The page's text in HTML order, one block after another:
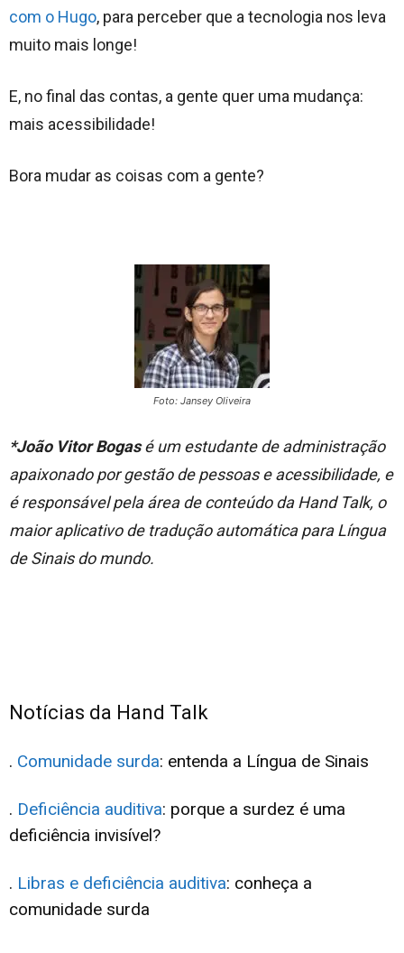
com o Hugo, para perceber que a tecnologia nos leva
muito mais longe!
E, no final das contas, a gente quer uma mudança:
mais acessibilidade!
Bora mudar as coisas com a gente?
Foto: Jansey Oliveira
*João Vitor Bogasé um estudante de administração
apaixonado por gestão de pessoas e acessibilidade, e
é responsável pela área de conteúdo da Hand Talk, o
maior aplicativo de tradução automática para Língua
de Sinais do mundo.
Notícias da Hand Talk
. Comunidade surda: entenda a Língua de Sinais
. Deficiência auditiva: porque a surdez é uma
deficiência invisível?
. Libras e deficiência auditiva: conheça a
comunidade surda